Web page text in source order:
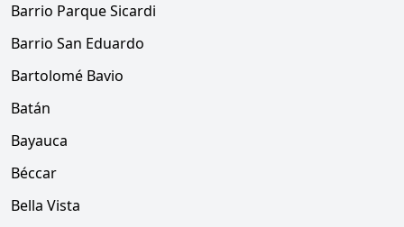
Barrio Parque Sicardi
Barrio San Eduardo
Bartolomé Bavio
Batán
Bayauca
Béccar
Bella Vista